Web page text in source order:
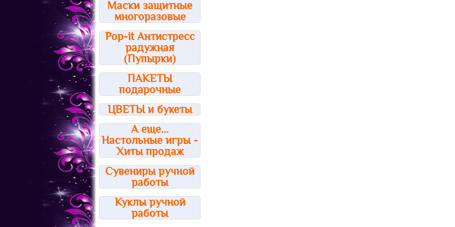
Маски защитные
многоразовые
Pop-it Антистресс
радужная
(Пупырки)
ПАКЕТЫ
подарочные
ЦВЕТЫ и букеты
А еще...
Настольные игры -
Хиты продаж
Сувениры ручной
работы
Куклы ручной
работы